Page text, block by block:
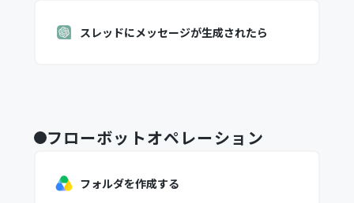
スレッドにメッセージが生成されたら
フローボットオペレーション
フォルダを作成する